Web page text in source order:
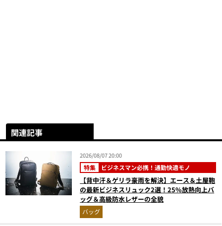
関連記事
2026/08/07 20:00
特集 ビジネスマン必携！通勤快適モノ
【背中汗＆ゲリラ豪雨を解決】エース＆土屋鞄
の最新ビジネスリュック2選！25%放熱向上バ
ッグ＆高級防水レザーの全貌
バッグ